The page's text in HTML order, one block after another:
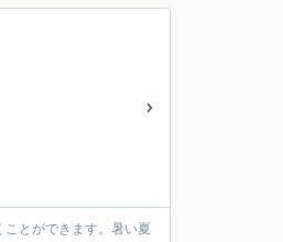
とができます。暑い夏